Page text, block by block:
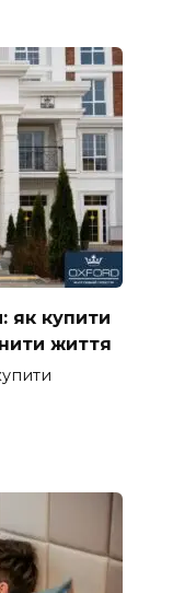
як купити
життя